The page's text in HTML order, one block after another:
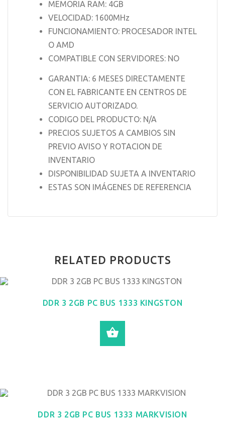
MEMORIA RAM: 4GB
VELOCIDAD: 1600MHz
FUNCIONAMIENTO: PROCESADOR INTEL
O AMD
COMPATIBLE CON SERVIDORES: NO
GARANTIA: 6 MESES DIRECTAMENTE
CON EL FABRICANTE EN CENTROS DE
SERVICIO AUTORIZADO.
CODIGO DEL PRODUCTO: N/A
PRECIOS SUJETOS A CAMBIOS SIN
PREVIO AVISO Y ROTACION DE
INVENTARIO
DISPONIBILIDAD SUJETA A INVENTARIO
ESTAS SON IMÁGENES DE REFERENCIA
RELATED PRODUCTS
DDR 3 2GB PC BUS 1333 KINGSTON
DDR 3 2GB PC BUS 1333 MARKVISION